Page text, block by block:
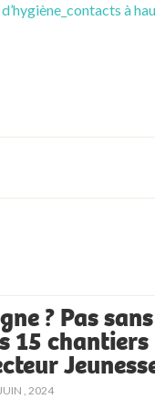
à
? Pas sans
15 chantiers
, 2024